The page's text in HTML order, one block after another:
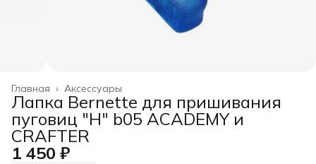
Аксессуары
Главная ›
Лапка Bernette для пришивания
пуговиц "H" b05 ACADEMY и
CRAFTER
1 450 ₽